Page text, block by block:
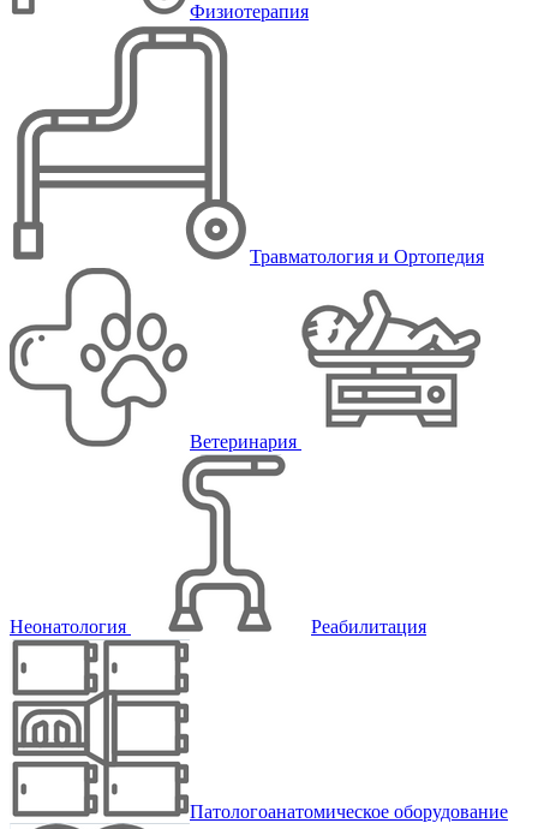
Физиотерапия
Травматология и Ортопедия
Ветеринария
Неонатология Реабилитация
Патологоанатомическое оборудование